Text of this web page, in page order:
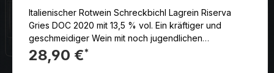
Italienischer Rotwein Schreckbichl Lagrein Riserva
Gries DOC 2020 mit 13,5 % vol. Ein kräftiger und
geschmeidiger Wein mit noch jugendlichen
Gerbstoffen.
28,90 €*